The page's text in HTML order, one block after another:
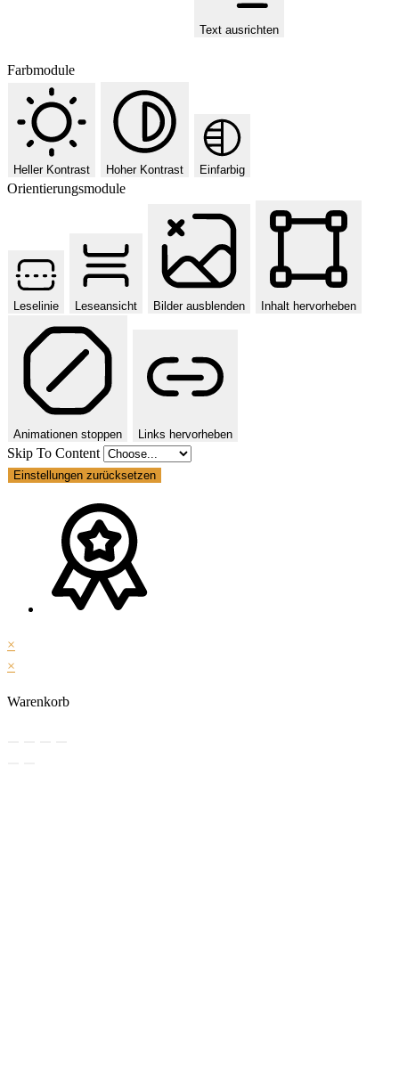
Text ausrichten
Farbmodule
Heller Kontrast Hoher Kontrast Einfarbig
Orientierungsmodule
Leselinie Leseansicht Bilder ausblenden Inhalt hervorheben
Animationen stoppen Links hervorheben
Skip To Content
Einstellungen zurücksetzen
×
×
Warenkorb